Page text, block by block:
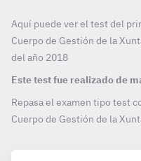
Aquí puede ver el test del
Cuerpo de Gestión de la
del año 2018
Este test fue realizado de
Repasa el examen tipo test
Cuerpo de Gestión de la